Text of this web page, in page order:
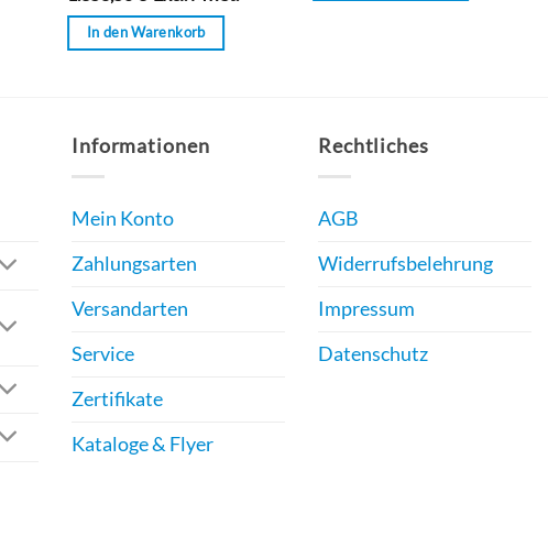
5
In den Warenkorb
Informationen
Mein Konto
Zahlungsarten
Versandarten
Service
Zertifikate
Kataloge & Flyer
Rechtliches
AGB
Widerrufsbelehrung
Impressum
Datenschutz